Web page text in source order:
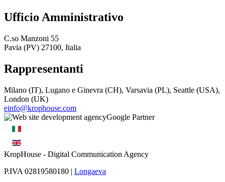
Ufficio Amministrativo
C.so Manzoni 55
Pavia (PV) 27100, Italia
Rappresentanti
Milano (IT), Lugano e Ginevra (CH), Varsavia (PL), Seattle (USA),
London (UK)
einfo@krophouse.com
KropHouse - Digital Communication Agency
P.IVA 02819580180 | Longaeva